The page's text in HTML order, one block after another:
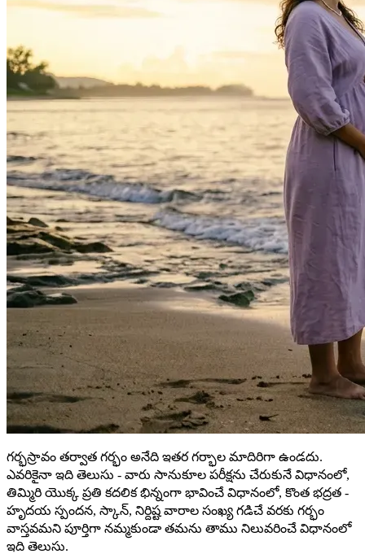
గర్భస్రావం తర్వాత గర్భం అనేది ఇతర గర్భాల మాదిరిగా ఉండదు.
ఎవరికైనా ఇది తెలుసు - వారు సానుకూల పరీక్షను చేరుకునే విధానంలో,
తిమ్మిరి యొక్క ప్రతి కదలిక భిన్నంగా భావించే విధానంలో, కొంత భద్రత -
హృదయ స్పందన, స్కాన్, నిర్దిష్ట వారాల సంఖ్య గడిచే వరకు గర్భం
వాస్తవమని పూర్తిగా నమ్మకుండా తమను తాము నిలువరించే విధానంలో
ఇది తెలుసు.